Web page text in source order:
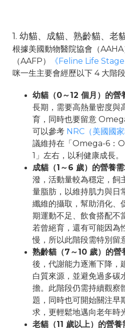
1. 幼貓、成貓、熟齡貓、老
根據美國動物醫院協會（
（AAFP）
《Feline Life
咪一生主要會經歷以下 4 大階段
幼貓（0～12 個月）的營
長期，需要高熱量密度與
育，同時也要留意
可以參考 NRC（美國國家
議維持在「Omega-6：
1」左右，以利健康成長。
成貓（1～6 歲）的營養
潑，活動量較為穩定，飼
量脂肪，以維持肌力與日
纖維的攝取，幫助消化、
期運動不足、飲食搭配不
若曾絕育，還有可能因為
慢，所以此階段需特別留
熟齡貓（7～10 歲）的營
後，代謝能力逐漸下降，
白質來源，並避免過多碳
擔。此階段仍需持續觀察
題，同時也可開始關注早
求，更輕鬆地邁向老年時
老貓（11 歲以上）的營養